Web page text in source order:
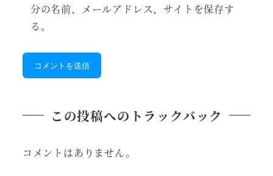
分の名前、メールアドレス、サイトを保存す
る。
この投稿へのトラックバック
コメントはありません。